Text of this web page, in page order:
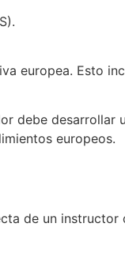
europea. Esto
debe
europeos.
de un